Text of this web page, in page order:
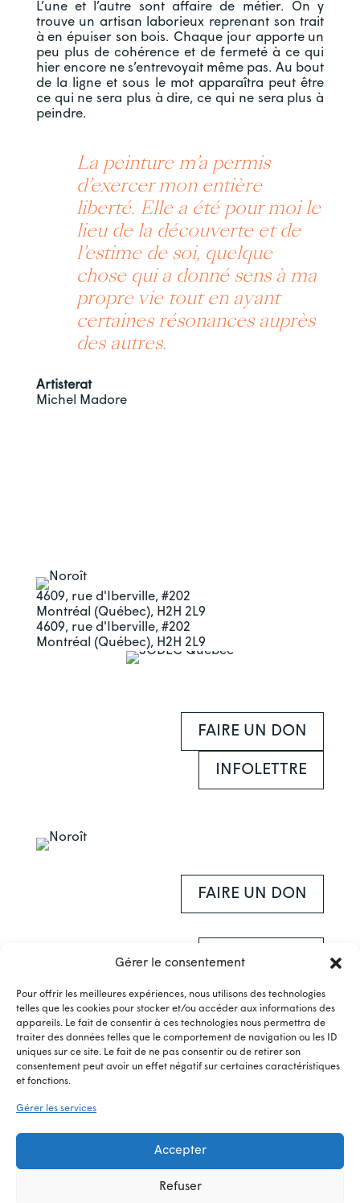
Gérer le consentement
Pour offrir les meilleures expériences, nous utilisons des technologies
telles que les cookies pour stocker et/ou accéder aux informations des
appareils. Le fait de consentir à ces technologies nous permettra de
traiter des données telles que le comportement de navigation ou les ID
uniques sur ce site. Le fait de ne pas consentir ou de retirer son
consentement peut avoir un effet négatif sur certaines caractéristiques
et fonctions.
Gérer les services
Accepter
Refuser
L’une et l’autre sont affaire de métier. On y
trouve un artisan laborieux reprenant son trait
à en épuiser son bois. Chaque jour apporte un
peu plus de cohérence et de fermeté à ce qui
hier encore ne s’entrevoyait même pas. Au bout
de la ligne et sous le mot apparaîtra peut être
ce qui ne sera plus à dire, ce qui ne sera plus à
peindre.
La peinture m’a permis
d’exercer mon entière
liberté. Elle a été pour moi le
lieu de la découverte et de
l’estime de soi, quelque
chose qui a donné sens à ma
propre vie tout en ayant
certaines résonances auprès
des autres.
Artisterat
Michel Madore
4609, rue d'Iberville, #202
Montréal (Québec), H2H 2L9
4609, rue d'Iberville, #202
Montréal (Québec), H2H 2L9
FAIRE UN DON
INFOLETTRE
FAIRE UN DON
INFOLETTRE
4609, rue d'Iberville, #202
Montréal (Québec), H2H 2L9
514-727-0005
poesie@lenoroit.com